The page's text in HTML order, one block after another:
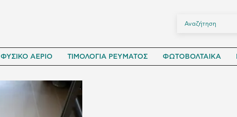
ΦΥΣΙΚΟ ΑΕΡΙΟ ΤΙΜΟΛΟΓΙΑ ΡΕΥΜΑΤΟΣ ΦΩΤΟΒΟΛΤΑΙΚΑ